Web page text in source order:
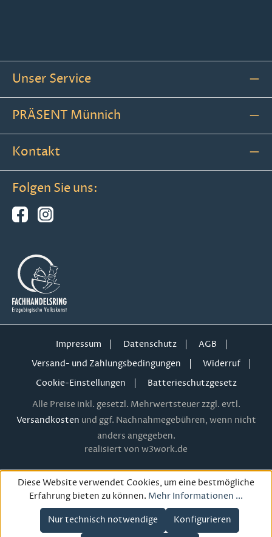
Unser Service
PRÄSENT Münnich
Kontakt
Folgen Sie uns:
Impressum Datenschutz
AGB
Versand- und Zahlungsbedingungen
Widerruf
Cookie-Einstellungen
Batterieschutzgesetz
Alle Preise inkl. gesetzl. Mehrwertsteuer zzgl. evtl.
Versandkosten und ggf. Nachnahmegebühren, wenn nicht
anders angegeben.
realisiert von w3work.de
Diese Website verwendet Cookies, um eine bestmögliche
Erfahrung bieten zu können. Mehr Informationen ...
Nur technisch notwendige Konfigurieren